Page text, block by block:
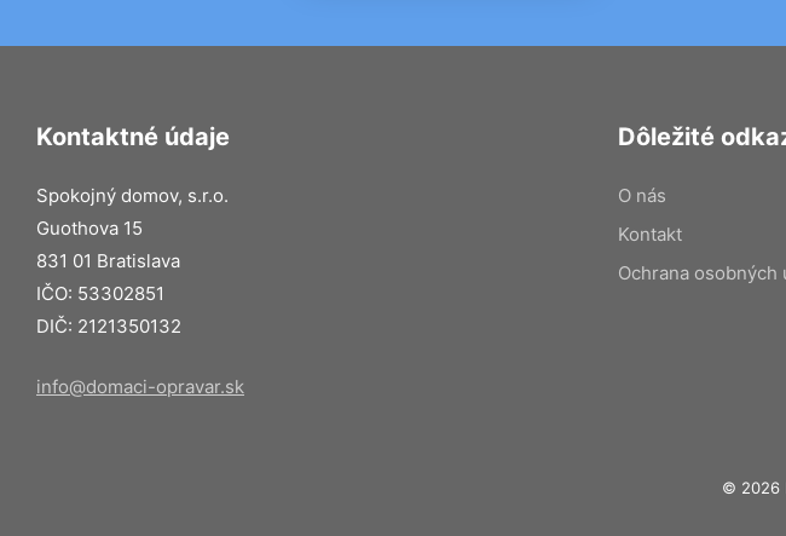
Kontaktné údaje
Spokojný domov, s.r.o.
Guothova 15
831 01 Bratislava
IČO: 53302851
DIČ: 2121350132
info@domaci-opravar.sk
Dôležité
O nás
Kontakt
Ochrana osobných
© 2026